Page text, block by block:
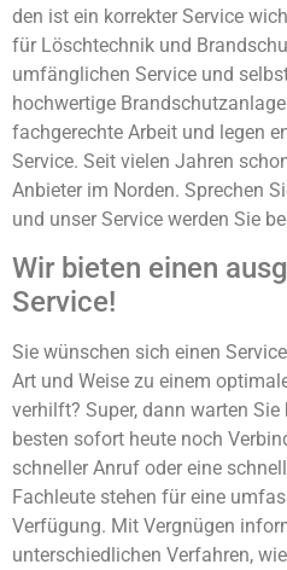
den ist ein korrekter Service
für Löschtechnik und
umfänglichen Service und
hochwertige
fachgerechte Arbeit und legen
Service. Seit vielen Jahren
Anbieter im Norden. Sprechen
und unser Service werden Sie
Wir bieten einen
Service!
Sie wünschen sich einen
Art und Weise zu einem
verhilft? Super, dann warten
besten sofort heute noch
schneller Anruf oder eine
Fachleute stehen für eine
Verfügung. Mit Vergnügen
unterschiedlichen Verfahren,